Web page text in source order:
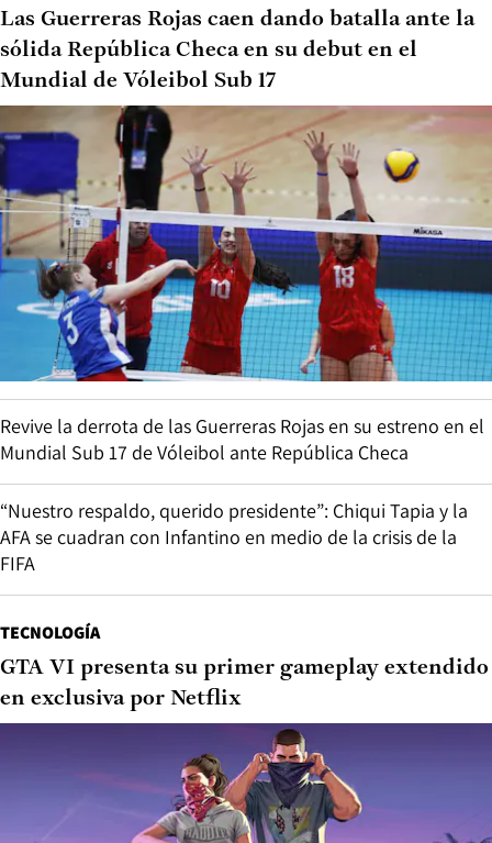
Las Guerreras Rojas caen dando batalla ante la
sólida República Checa en su debut en el
Mundial de Vóleibol Sub 17
Revive la derrota de las Guerreras Rojas en su estreno en el
Mundial Sub 17 de Vóleibol ante República Checa
“Nuestro respaldo, querido presidente”: Chiqui Tapia y la
AFA se cuadran con Infantino en medio de la crisis de la
FIFA
TECNOLOGÍA
GTA VI presenta su primer gameplay extendido
en exclusiva por Netflix